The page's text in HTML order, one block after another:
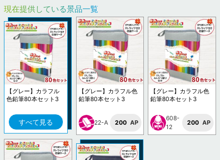
現在提供している景品一覧
【グレー】カラフル
色鉛筆80本セット3
すべて見る
【グレー】カラフル色
鉛筆80本セット3
22-A 200 AP
【グレー】カラフル色
鉛筆80本セット3
608-
12
200 AP